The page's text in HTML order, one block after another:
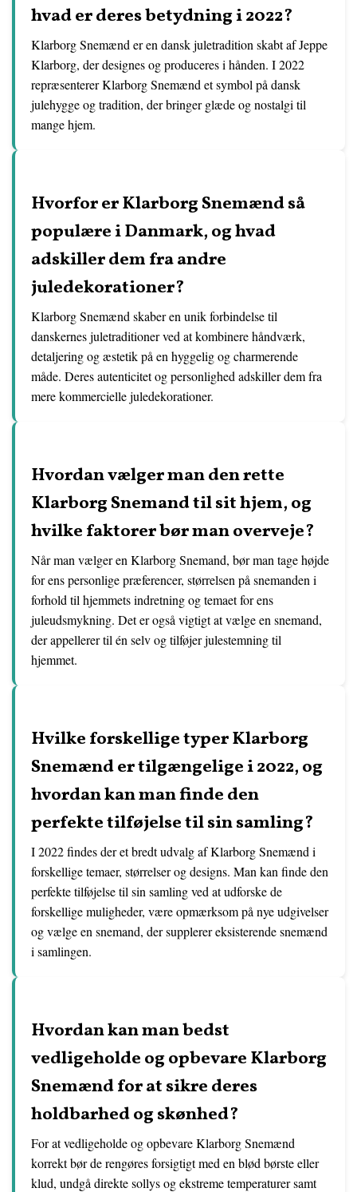
hvad er deres betydning i 2022?
Klarborg Snemænd er en dansk juletradition skabt af Jeppe
Klarborg, der designes og produceres i hånden. I 2022
repræsenterer Klarborg Snemænd et symbol på dansk
julehygge og tradition, der bringer glæde og nostalgi til
mange hjem.
Hvorfor er Klarborg Snemænd så
populære i Danmark, og hvad
adskiller dem fra andre
juledekorationer?
Klarborg Snemænd skaber en unik forbindelse til
danskernes juletraditioner ved at kombinere håndværk,
detaljering og æstetik på en hyggelig og charmerende
måde. Deres autenticitet og personlighed adskiller dem fra
mere kommercielle juledekorationer.
Hvordan vælger man den rette
Klarborg Snemand til sit hjem, og
hvilke faktorer bør man overveje?
Når man vælger en Klarborg Snemand, bør man tage højde
for ens personlige præferencer, størrelsen på snemanden i
forhold til hjemmets indretning og temaet for ens
juleudsmykning. Det er også vigtigt at vælge en snemand,
der appellerer til én selv og tilføjer julestemning til
hjemmet.
Hvilke forskellige typer Klarborg
Snemænd er tilgængelige i 2022, og
hvordan kan man finde den
perfekte tilføjelse til sin samling?
I 2022 findes der et bredt udvalg af Klarborg Snemænd i
forskellige temaer, størrelser og designs. Man kan finde den
perfekte tilføjelse til sin samling ved at udforske de
forskellige muligheder, være opmærksom på nye udgivelser
og vælge en snemand, der supplerer eksisterende snemænd
i samlingen.
Hvordan kan man bedst
vedligeholde og opbevare Klarborg
Snemænd for at sikre deres
holdbarhed og skønhed?
For at vedligeholde og opbevare Klarborg Snemænd
korrekt bør de rengøres forsigtigt med en blød børste eller
klud, undgå direkte sollys og ekstreme temperaturer samt